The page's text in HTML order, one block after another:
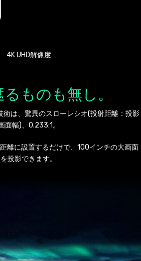
4K UHD解像度
ものも無し。
術は、驚異のスローレシオ(投射距離：投影
面幅)、0.233:1。
離に設置するだけで、100インチの大画面
を投影できます。